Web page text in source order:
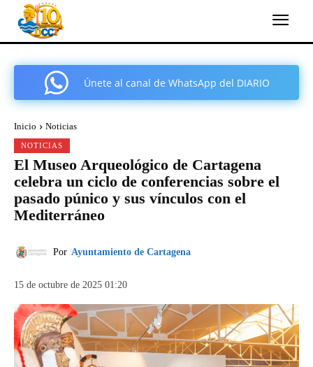
Únete al canal de WhatsApp del DIARIO
Inicio Noticias
NOTICIAS
El Museo Arqueológico de Cartagena
celebra un ciclo de conferencias sobre el
pasado púnico y sus vínculos con el
Mediterráneo
Por Ayuntamiento de Cartagena
15 de octubre de 2025 01:20